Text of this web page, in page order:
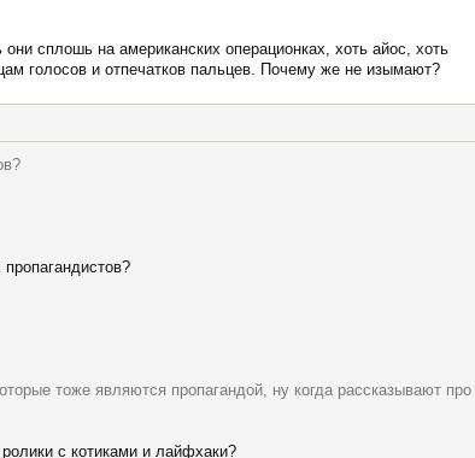
сплошь на американских операционках, хоть айос, хоть
голосов и отпечатков пальцев. Почему же не изымают?
тоже являются пропагандой, ну когда рассказывают про
с котиками и лайфхаки?